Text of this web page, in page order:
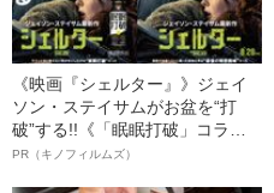
《映画『シェルター』》ジェイ
ソン・ステイサムがお盆を“打
破”する!!《「眠眠打破」コラ
ボ》
PR（キノフィルムズ）